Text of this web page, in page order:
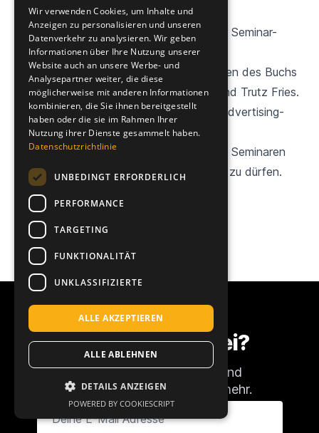
Jeweils von 9:00 – 17:00 Uhr in Köln
Zur Seminar-Buchung und Übersicht
der Seminar-
Agenda
Referenten der Seminare sind die Autoren des Buchs
Amazon Marketplace: Stephan Bruns und Trutz Fries.
Unterstützt werden sie dabei von der Advertising-
Spezialistin Verena Behl.
Wir würden uns freuen, dich bei unseren Seminaren
online oder persönlich in Köln begrüßen zu dürfen.
Mehr Informationen
War etwas
Interessantes dabei?
Abonniere unseren Newsletter und
verpasse keine Amazon-News mehr.
Deine E-Mail Adresse
Wir verwenden Cookies, um Inhalte und
Anzeigen zu personalisieren und unseren
Datenverkehr zu analysieren. Wir geben
Informationen über Ihre Nutzung unserer
Website auch an unsere Werbe- und
Analysepartner weiter, die diese
möglicherweise mit anderen Informationen
kombinieren, die Sie ihnen bereitgestellt
haben oder die sie im Rahmen Ihrer
Nutzung ihrer Dienste gesammelt haben.
Datenschutzrichtlinie
UNBEDINGT ERFORDERLICH
PERFORMANCE
TARGETING
FUNKTIONALITÄT
UNKLASSIFIZIERTE
ALLE AKZEPTIEREN
ALLE ABLEHNEN
DETAILS ANZEIGEN
POWERED BY COOKIESCRIPT